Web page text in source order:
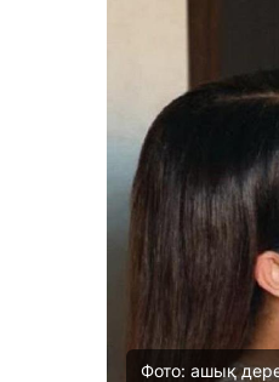
Фото: ашық